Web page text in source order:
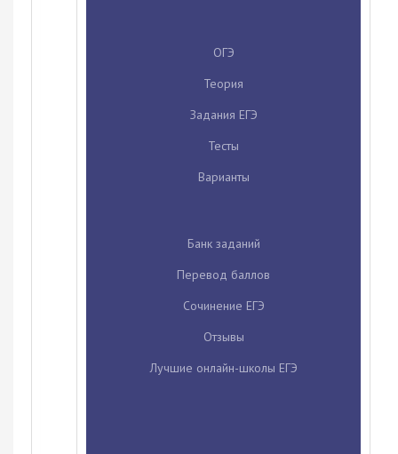
ОГЭ
Теория
Задания ЕГЭ
Тесты
Варианты
Банк заданий
Перевод баллов
Сочинение ЕГЭ
Отзывы
Лучшие онлайн-школы ЕГЭ